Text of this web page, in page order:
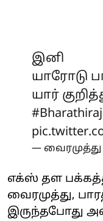
இனி
யாரோடு
யார்
— வைரமுத்து
எக்ஸ் தள
வைரமுத்து,
இருந்தபோது